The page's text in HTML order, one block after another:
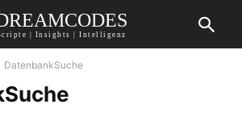
| Insights | Intelligenz
DatenbankSuche